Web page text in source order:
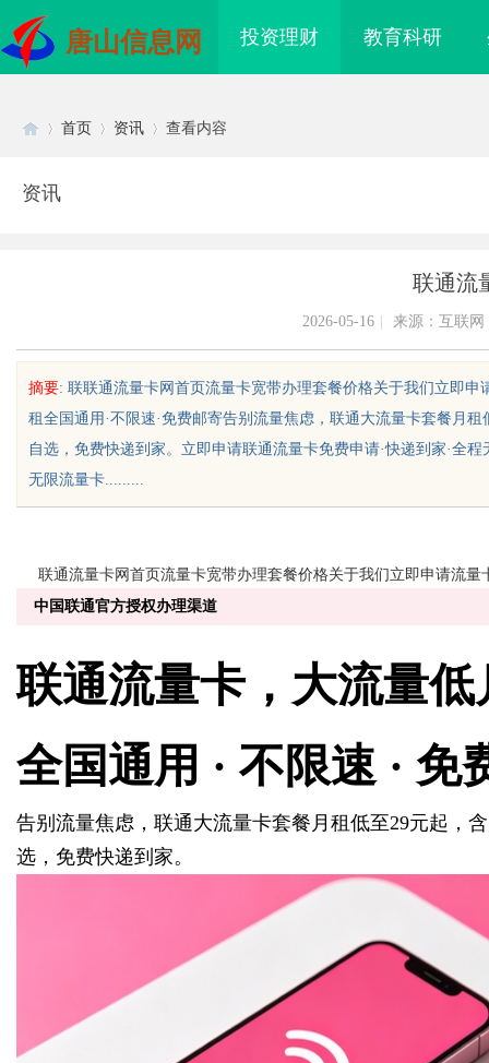
唐山信息网 投资理财 教育科研
sc
!
首页 资讯 查看内容
资讯
联通流
2026-05-16 来源：互联网
摘要: 联联通流量卡网首页流量卡宽带办理套餐价格关于我们立即
租全国通用·不限速·免费邮寄告别流量焦虑，联通大流量卡套餐月
自选，免费快递到家。立即申请联通流量卡免费申请·快递到家·全
无限流量卡.........
联通流量卡网 首页流量卡宽带办理套餐价格关于我们 立即申请流量
中国联通官方授权办理渠道
联通流量卡 ，大流量低
全国通用 · 不限速 · 免
告别流量焦虑，联通大流量卡套餐月租低至29元起，
选，免费快递到家。
网在现代采购管理